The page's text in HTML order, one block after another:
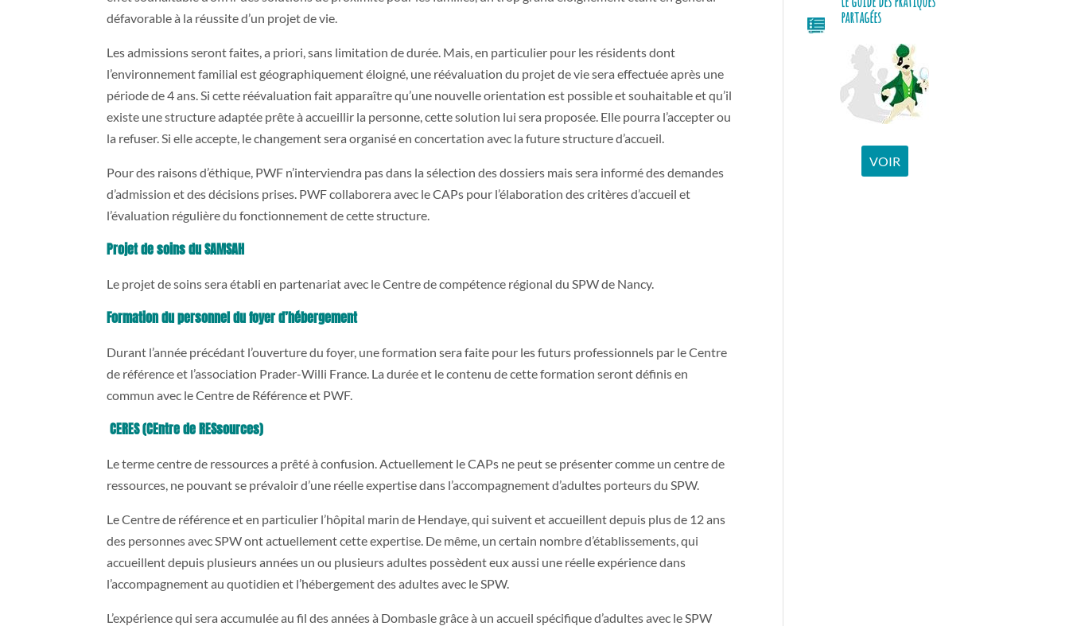
défavorable à la réussite d’un projet de vie.
Les admissions seront faites, a priori, sans limitation de durée. Mais, en particulier pour les résidents dont
l’environnement familial est géographiquement éloigné, une réévaluation du projet de vie sera effectuée après une
période de 4 ans. Si cette réévaluation fait apparaître qu’une nouvelle orientation est possible et souhaitable et qu’il
existe une structure adaptée prête à accueillir la personne, cette solution lui sera proposée. Elle pourra l’accepter ou
la refuser. Si elle accepte, le changement sera organisé en concertation avec la future structure d’accueil.
Pour des raisons d’éthique, PWF n’interviendra pas dans la sélection des dossiers mais sera informé des demandes
d’admission et des décisions prises. PWF collaborera avec le CAPs pour l’élaboration des critères d’accueil et
l’évaluation régulière du fonctionnement de cette structure.
Projet de soins du SAMSAH
Le projet de soins sera établi en partenariat avec le Centre de compétence régional du SPW de Nancy.
Formation du personnel du foyer d’hébergement
Durant l’année précédant l’ouverture du foyer, une formation sera faite pour les futurs professionnels par le Centre
de référence et l’association Prader-Willi France. La durée et le contenu de cette formation seront définis en
commun avec le Centre de Référence et PWF.
CERES (CEntre de RESsources)
Le terme centre de ressources a prêté à confusion. Actuellement le CAPs ne peut se présenter comme un centre de
ressources, ne pouvant se prévaloir d’une réelle expertise dans l’accompagnement d’adultes porteurs du SPW.
Le Centre de référence et en particulier l’hôpital marin de Hendaye, qui suivent et accueillent depuis plus de 12 ans
des personnes avec SPW ont actuellement cette expertise. De même, un certain nombre d’établissements, qui
accueillent depuis plusieurs années un ou plusieurs adultes possèdent eux aussi une réelle expérience dans
l’accompagnement au quotidien et l’hébergement des adultes avec le SPW.
L’expérience qui sera accumulée au fil des années à Dombasle grâce à un accueil spécifique d’adultes avec le SPW
partagées
VOIR